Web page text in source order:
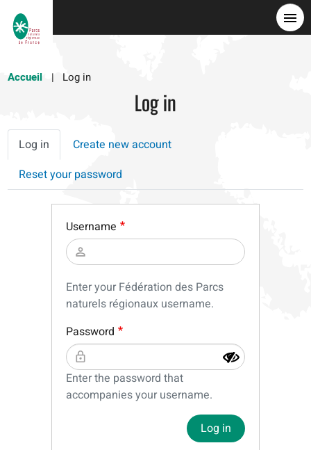
Accueil
Log in
Log in
Primary
tabs
Log in
Create new account
Reset your password
Username
Enter your Fédération des Parcs
naturels régionaux username.
Password
Enter the password that
accompanies your username.
Log in